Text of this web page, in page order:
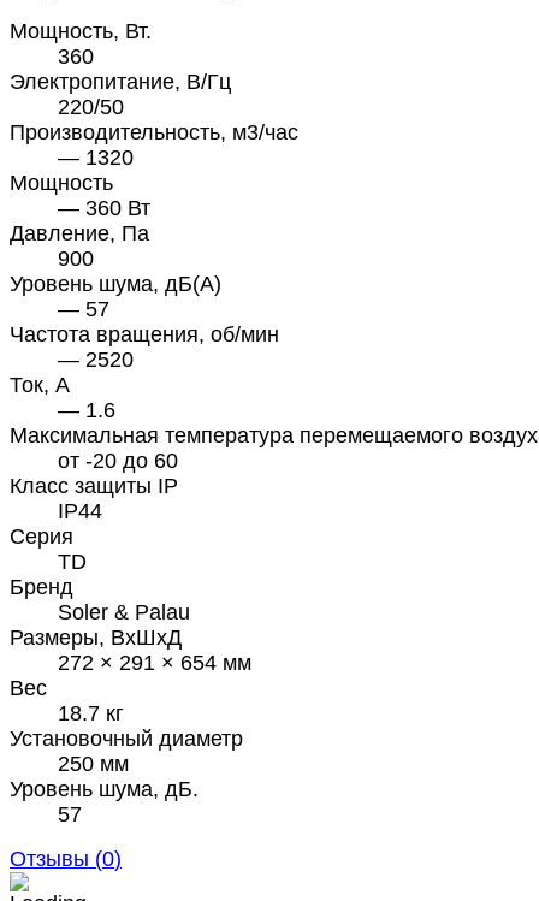
Мощность, Вт.
360
Электропитание, В/Гц
220/50
Производительность, м3/час
— 1320
Мощность
— 360 Вт
Давление, Па
900
Уровень шума, дБ(А)
— 57
Частота вращения, об/мин
— 2520
Ток, А
— 1.6
Максимальная температура перемещаемого
от -20 до 60
Класс защиты IP
IP44
Серия
TD
Бренд
Soler & Palau
Размеры, ВхШхД
272 × 291 × 654 мм
Вес
18.7 кг
Установочный диаметр
250 мм
Уровень шума, дБ.
57
Отзывы (0)